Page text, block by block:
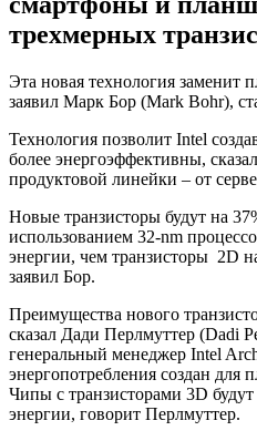
трехмерных
Эта новая технология заменит
заявил Марк Бор (Mark Bohr),
Технология позволит Intel
более энергоэффективны,
продуктовой линейки – от
Новые транзисторы будут на
использованием 32-nm
энергии, чем транзисторы 2D
заявил Бор.
Преимущества нового
сказал Дади Перлмуттер (Dadi
генеральный менеджер Intel
энергопотребления создан для
Чипы с транзисторами 3D
энергии, говорит Перлмуттер.